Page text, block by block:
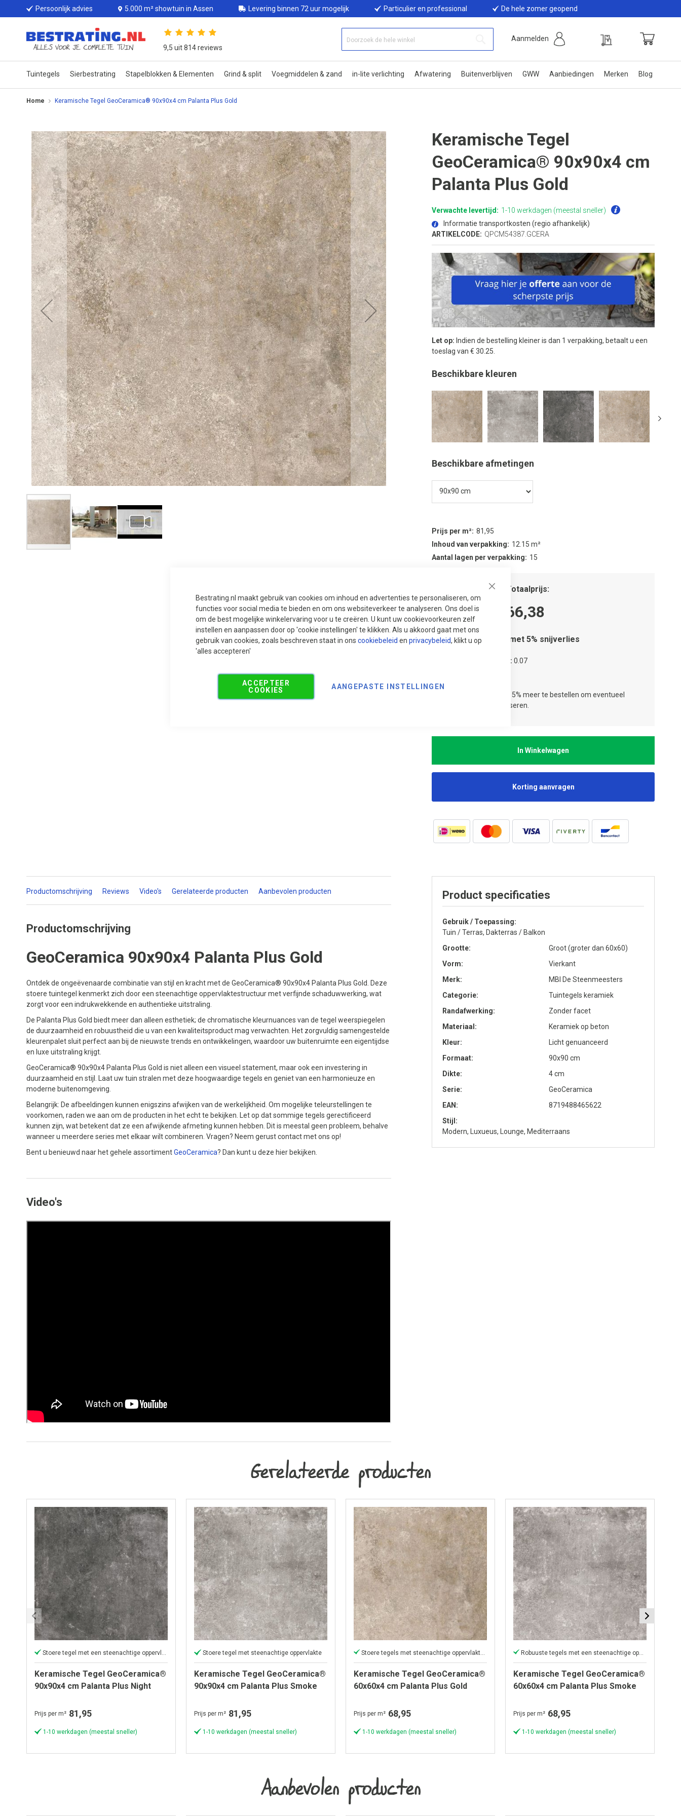
Bestrating.nl maakt gebruik van cookies om inhoud en advertenties te personaliseren, om
functies voor social media te bieden en om ons websiteverkeer te analyseren. Ons doel is
om de best mogelijke winkelervaring voor u te creëren. U kunt uw cookievoorkeuren zelf
instellen en aanpassen door op 'cookie instellingen' te klikken. Als u akkoord gaat met ons
gebruik van cookies, zoals beschreven staat in ons cookiebeleid en privacybeleid, klikt u op
'alles accepteren'
ACCEPTEER
COOKIES
AANGEPASTE INSTELLINGEN
Persoonlijk advies 5.000 m² showtuin in Assen Levering binnen 72 uur mogelijk Particulier en professional De hele zomer geopend
9,5 uit 814 reviews
Aanmelden
Tuintegels Sierbestrating Stapelblokken & Elementen Grind & split Voegmiddelen & zand in-lite verlichting Afwatering Buitenverblijven GWW Aanbiedingen Merken Blog
Home Keramische Tegel GeoCeramica® 90x90x4 cm Palanta Plus Gold
Ga
naar
het
einde
van
de
afbeeldingen-
gallerij
Keramische Tegel
GeoCeramica® 90x90x4 cm
Palanta Plus Gold
Verwachte levertijd: 1-10 werkdagen (meestal sneller)
Informatie transportkosten (regio afhankelijk)
ARTIKELCODE: QPCM54387.GCERA
Let op: Indien de bestelling kleiner is dan 1 verpakking, betaalt u een
toeslag van € 30.25.
Beschikbare kleuren
Beschikbare afmetingen
Prijs per m² 81,95
Inhoud van verpakking
12.15 m²
Aantal lagen per verpakking
15
Totaalprijs
66,38
Houd rekening met 5% snijverlies
0.07
Wij adviseren 5% meer te bestellen om eventueel
snijverlies te compenseren.
In Winkelwagen
Korting aanvragen
Productomschrijving Reviews Video's Gerelateerde producten Aanbevolen producten
Productomschrijving
GeoCeramica 90x90x4 Palanta Plus Gold
Ontdek de ongeëvenaarde combinatie van stijl en kracht met de GeoCeramica® 90x90x4 Palanta Plus Gold. Deze
stoere tuintegel kenmerkt zich door een steenachtige oppervlaktestructuur met verfijnde schaduwwerking, wat
zorgt voor een indrukwekkende en authentieke uitstraling.
De Palanta Plus Gold biedt meer dan alleen esthetiek; de chromatische kleurnuances van de tegel weerspiegelen
de duurzaamheid en robuustheid die u van een kwaliteitsproduct mag verwachten. Het zorgvuldig samengestelde
kleurenpalet sluit perfect aan bij de nieuwste trends en ontwikkelingen, waardoor uw buitenruimte een eigentijdse
en luxe uitstraling krijgt.
GeoCeramica® 90x90x4 Palanta Plus Gold is niet alleen een visueel statement, maar ook een investering in
duurzaamheid en stijl. Laat uw tuin stralen met deze hoogwaardige tegels en geniet van een harmonieuze en
moderne buitenomgeving.
Belangrijk: De afbeeldingen kunnen enigszins afwijken van de werkelijkheid. Om mogelijke teleurstellingen te
voorkomen, raden we aan om de producten in het echt te bekijken. Let op dat sommige tegels gerectificeerd
kunnen zijn, wat betekent dat ze een afwijkende afmeting kunnen hebben. Dit is meestal geen probleem, behalve
wanneer u meerdere series met elkaar wilt combineren. Vragen? Neem gerust contact met ons op!
Bent u benieuwd naar het gehele assortimentGeoCeramica? Dan kunt u deze hier bekijken.
Video's
Product specificaties
Gebruik / Toepassing
Tuin / Terras, Dakterras / Balkon
Grootte
Groot (groter dan 60x60)
Vorm
Vierkant
Merk
MBI De Steenmeesters
Categorie
Tuintegels keramiek
Randafwerking
Zonder facet
Materiaal
Keramiek op beton
Kleur
Licht genuanceerd
Formaat
90x90 cm
Dikte
4 cm
Serie
GeoCeramica
EAN
8719488465622
Stijl
Modern, Luxueus, Lounge, Mediterraans
Gerelateerde producten
Stoere tegel met een steenachtige oppervlakte
Keramische Tegel GeoCeramica®
90x90x4 cm Palanta Plus Night
Prijs per m² 81,95
1-10 werkdagen (meestal sneller)
Stoere tegel met steenachtige oppervlakte
Keramische Tegel GeoCeramica®
90x90x4 cm Palanta Plus Smoke
Prijs per m² 81,95
1-10 werkdagen (meestal sneller)
Stoere tegels met steenachtige oppervlakte texturen
Keramische Tegel GeoCeramica®
60x60x4 cm Palanta Plus Gold
Prijs per m² 68,95
1-10 werkdagen (meestal sneller)
Robuuste tegels met een steenachtige oppervlakte
Keramische Tegel GeoCeramica®
60x60x4 cm Palanta Plus Smoke
Prijs per m² 68,95
1-10 werkdagen (meestal sneller)
Aanbevolen producten